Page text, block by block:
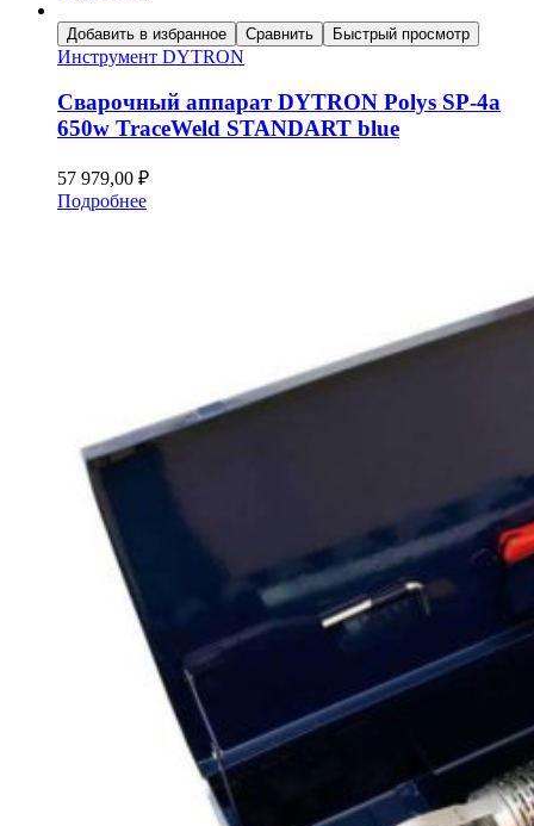
Добавить в избранное Сравнить Быстрый просмотр
Инструмент DYTRON
Сварочный аппарат DYTRON Polys SP-4a
650w TraceWeld STANDART blue
57 979,00 ₽
Подробнее